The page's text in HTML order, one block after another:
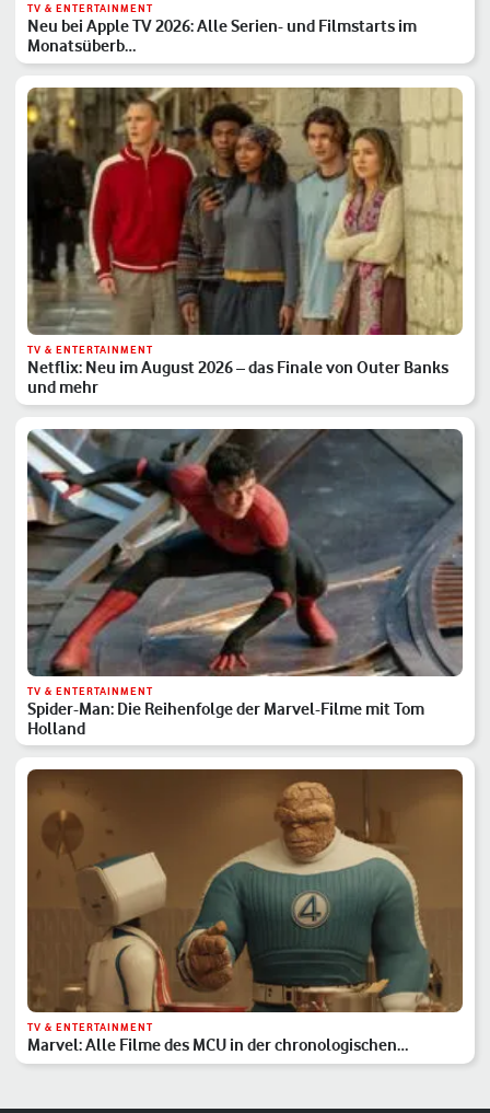
TV & ENTERTAINMENT
Neu bei Apple TV 2026: Alle Serien- und Filmstarts im
Monatsüberb…
TV & ENTERTAINMENT
Netflix: Neu im August 2026 – das Finale von Outer Banks
und mehr
TV & ENTERTAINMENT
Spider-Man: Die Reihenfolge der Marvel-Filme mit Tom
Holland
TV & ENTERTAINMENT
Marvel: Alle Filme des MCU in der chronologischen
Reihenfolge